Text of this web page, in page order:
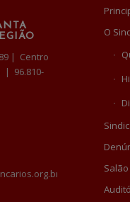
| Centro
| 96.810-
O